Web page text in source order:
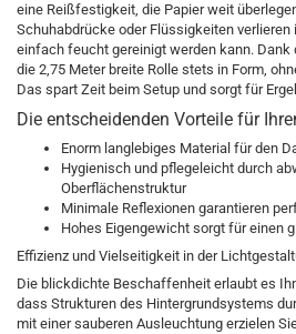
eine Reißfestigkeit, die Papier weit
Schuhabdrücke oder Flüssigkeiten verlieren
einfach feucht gereinigt werden kann.
die 2,75 Meter breite Rolle stets in Form,
Das spart Zeit beim Setup und sorgt für
Die entscheidenden Vorteile für
Enorm langlebiges Material für den
Hygienisch und pflegeleicht durch
Oberflächenstruktur
Minimale Reflexionen garantieren
Hohes Eigengewicht sorgt für einen
Effizienz und Vielseitigkeit in der
Die blickdichte Beschaffenheit erlaubt es
dass Strukturen des Hintergrundsystems
mit einer sauberen Ausleuchtung erzielen